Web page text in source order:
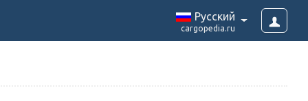
Pусский
cargopedia.ru